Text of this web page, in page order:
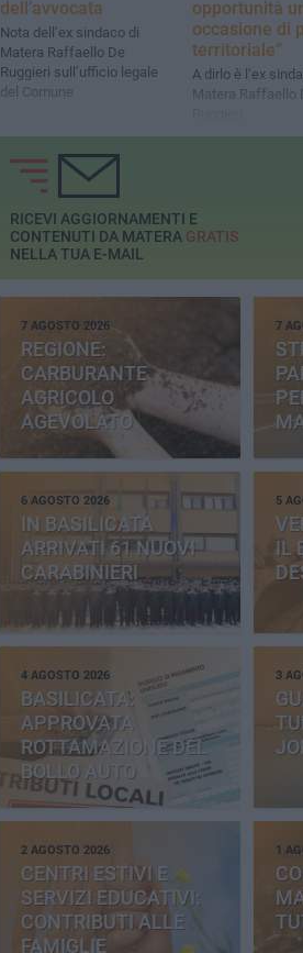
dell’avvocata
Nota dell’ex sindaco di
Matera Raffaello De
Ruggieri sull’ufficio legale
del Comune
opportunità
occasione di
territoriale”
A dirlo è l’ex
Matera Raffaello
RICEVI AGGIORNAMENTI E
CONTENUTI DA MATERA GRATIS
NELLA TUA E-MAIL
7 AGOSTO 2026
REGIONE:
CARBURANTE
AGRICOLO
AGEVOLATO
7
6 AGOSTO 2026
IN BASILICATA
ARRIVATI 61 NUOVI
CARABINIERI
5
IL
4 AGOSTO 2026
BASILICATA:
APPROVATA
ROTTAMAZIONE DEL
BOLLO AUTO
3
2 AGOSTO 2026
CENTRI ESTIVI E
SERVIZI EDUCATIVI:
CONTRIBUTI ALLE
FAMIGLIE
1